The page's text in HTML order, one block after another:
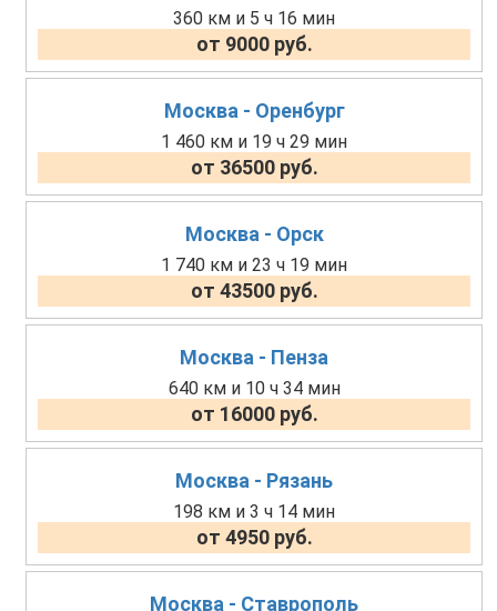
360 км и 5 ч 16 мин
от 9000 руб.
Москва - Оренбург
1 460 км и 19 ч 29 мин
от 36500 руб.
Москва - Орск
1 740 км и 23 ч 19 мин
от 43500 руб.
Москва - Пенза
640 км и 10 ч 34 мин
от 16000 руб.
Москва - Рязань
198 км и 3 ч 14 мин
от 4950 руб.
Москва - Ставрополь